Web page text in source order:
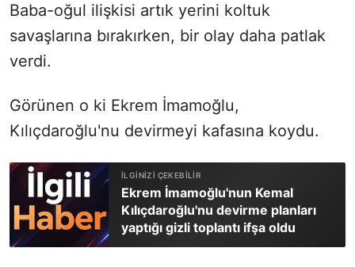
Baba-oğul ilişkisi artık yerini koltuk
savaşlarına bırakırken, bir olay daha patlak
verdi.
Görünen o ki Ekrem İmamoğlu,
Kılıçdaroğlu'nu devirmeyi kafasına koydu.
Ekrem İmamoğlu'nun Kemal
Kılıçdaroğlu'nu devirme planları
yaptığı gizli toplantı ifşa oldu